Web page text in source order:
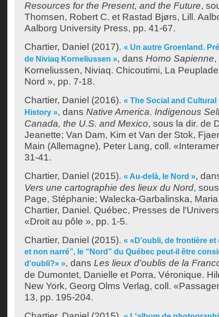
Resources for the Present, and the Future,
Thomsen, Robert C. et Rastad Bjørs, Lill .
Aalborg University Press, pp. 41-67.
Chartier, Daniel (2017). « Un autre Groenland.
de Niviaq Korneliussen », dans Homo Sapienne,
Korneliussen, Niviaq. Chicoutimi, La
Nord », pp. 7-18.
Chartier, Daniel (2016). « The Social and
History », dans Native America. Indigenous
Canada, the U.S. and Mexico, sous la dir. de
Jeanette; Van Dam, Kim et Van der Stok,
Main (Allemagne), Peter Lang, coll.
31-41.
Chartier, Daniel (2015). « Au-delà, le Nord »,
Vers une cartographie des lieux du Nord,
Page, Stéphanie; Walecka-Garbalinska, Maria
Chartier, Daniel . Québec, Presses de
«Droit au pôle », pp. 1-5.
Chartier, Daniel (2015). « «D'oubli, de frontière
et non narré”, le “Nord” du Québec peut-il être
d'oubli?» », dans Les lieux d'oublis de la
de Dumontet, Danielle et Porra, Véronique.
New York, Georg Olms Verlag, coll.
13, pp. 195-204.